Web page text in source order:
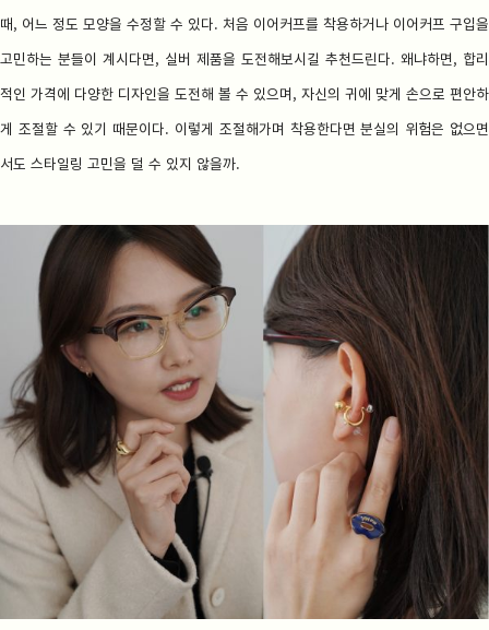
때, 어느 정도 모양을 수정할 수 있다. 처음 이어커프를 착용하거나 이어커프 구입을
고민하는 분들이 계시다면, 실버 제품을 도전해보시길 추천드린다. 왜냐하면, 합리
적인 가격에 다양한 디자인을 도전해 볼 수 있으며, 자신의 귀에 맞게 손으로 편안하
게 조절할 수 있기 때문이다. 이렇게 조절해가며 착용한다면 분실의 위험은 없으면
서도 스타일링 고민을 덜 수 있지 않을까.